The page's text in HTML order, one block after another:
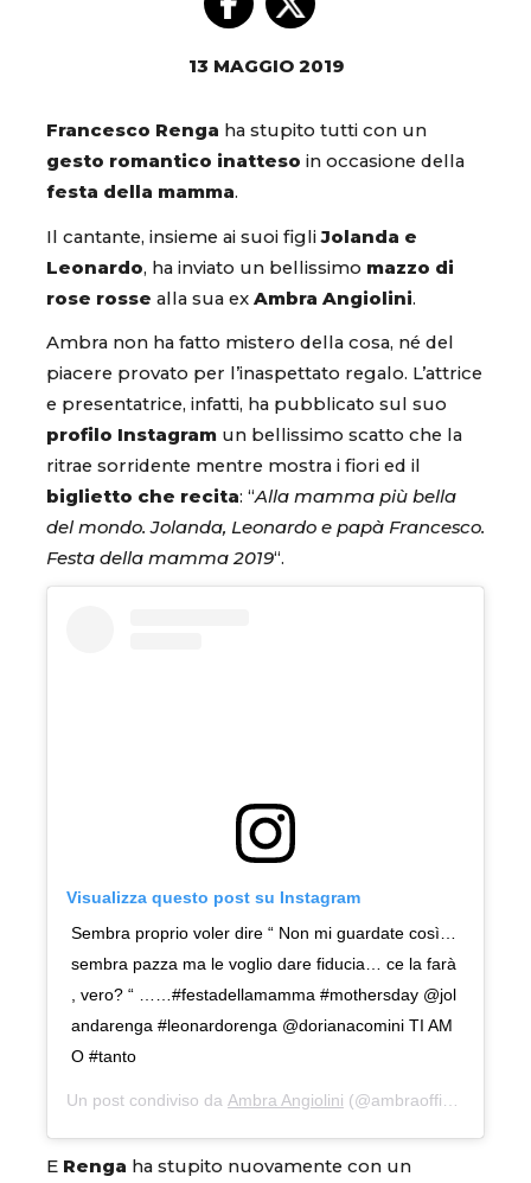
13 MAGGIO 2019
Francesco Renga ha stupito tutti con un
gesto romantico inatteso in occasione della
festa della mamma.
Il cantante, insieme ai suoi figliJolanda e
Leonardo, ha inviato un bellissimo mazzo di
rose rosse alla sua ex Ambra Angiolini.
Ambra non ha fatto mistero della cosa, né del
piacere provato per l’inaspettato regalo. L’attrice
e presentatrice, infatti, ha pubblicato sul suo
profilo Instagram un bellissimo scatto che la
ritrae sorridente mentre mostra i fiori ed il
biglietto che recita: “Alla mamma più bella
del mondo. Jolanda, Leonardo e papà Francesco.
Festa della mamma 2019“.
Visualizza questo post su Instagram
Sembra proprio voler dire “ Non mi guardate così…
sembra pazza ma le voglio dare fiducia… ce la farà
, vero? “ ……#festadellamamma #mothersday @jol
andarenga #leonardorenga @dorianacomini TI AM
O #tanto
Un post condiviso da Ambra Angiolini (@ambraofficial) in data:
E Renga ha stupito nuovamente con un